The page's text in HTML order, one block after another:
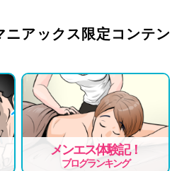
ニアックス限定コンテン
メンエス体験記！
ブログランキング